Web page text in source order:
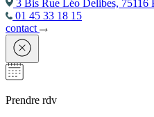
3 Bis Rue Léo Delibes, 75116
01 45 33 18 15
contact
Prendre rdv